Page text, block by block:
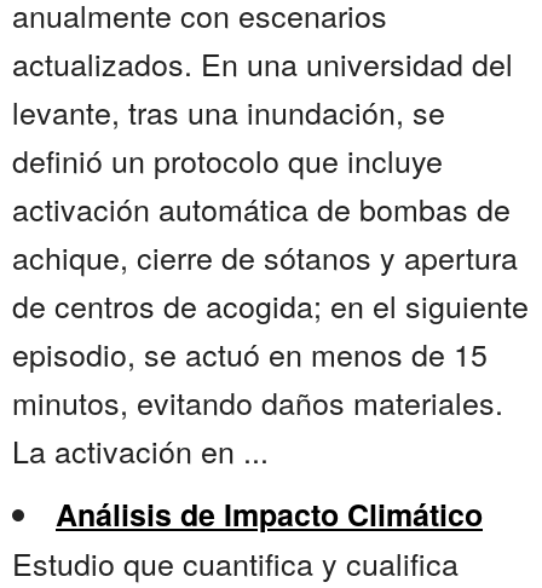
anualmente con escenarios
actualizados. En una universidad del
levante, tras una inundación, se
definió un protocolo que incluye
activación automática de bombas de
achique, cierre de sótanos y apertura
de centros de acogida; en el siguiente
episodio, se actuó en menos de 15
minutos, evitando daños materiales.
La activación en ...
Análisis de Impacto Climático
Estudio que cuantifica y cualifica